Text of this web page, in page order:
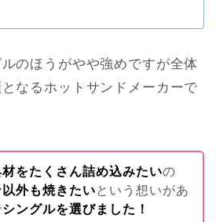
のほうがやや強めですが全体
なるホットサンドメーカーで
材をたくさん詰め込みたいの
外も焼きたいという想いがあ
シングルを選びました！